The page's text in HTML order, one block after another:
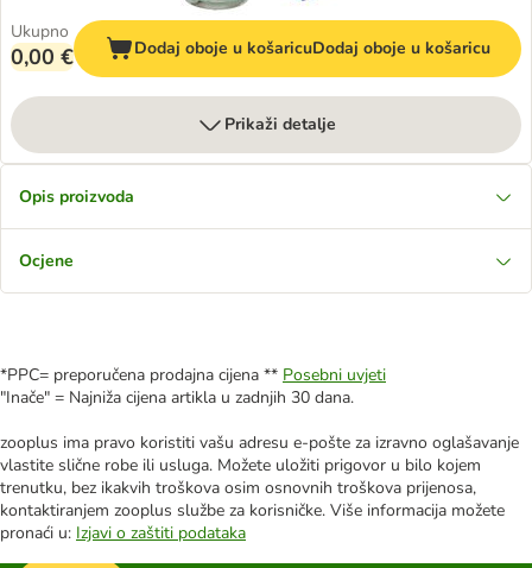
Ukupno
0,00 € Dodaj oboje u košaricuDodaj oboje u košaricu
Prikaži detalje
Opis proizvoda
Ocjene
*PPC= preporučena prodajna cijena ** Posebni uvjeti
"Inače" = Najniža cijena artikla u zadnjih 30 dana.
zooplus ima pravo koristiti vašu adresu e-pošte za izravno oglašavanje
vlastite slične robe ili usluga. Možete uložiti prigovor u bilo kojem
trenutku, bez ikakvih troškova osim osnovnih troškova prijenosa,
kontaktiranjem zooplus službe za korisničke. Više informacija možete
pronaći u: Izjavi o zaštiti podataka